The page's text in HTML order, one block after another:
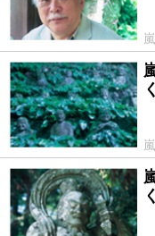
2009/10/22
2009/10/21